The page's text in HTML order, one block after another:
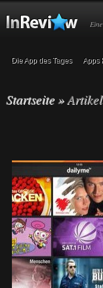
Die App des Tages Apps
Startseite»